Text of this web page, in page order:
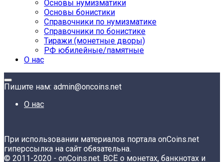
Основы нумизматики
Основы бонистики
Справочники по нумизматике
Справочники по бонистике
Тиражи (монетные дворы)
РФ юбилейные/памятные
О нас
Пишите нам: admin@oncoins.net
О нас
При использовании материалов портала onCoins.net
гиперссылка на сайт обязательна.
© 2011-2020 - onCoins.net. ВСЁ о монетах, банкнотах и